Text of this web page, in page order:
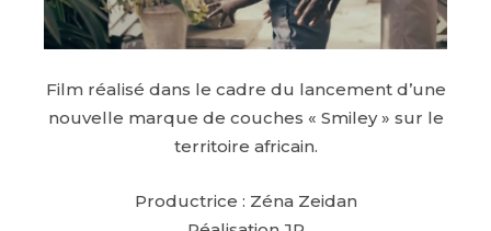
Film réalisé dans le cadre du lancement d’une
nouvelle marque de couches « Smiley » sur le
territoire africain.
Productrice : Zéna Zeidan